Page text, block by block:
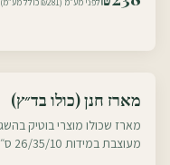
עוטף צפון
מארז חנן (כולו בד״ץ)
מארז שכולו מוצרי בוטיק